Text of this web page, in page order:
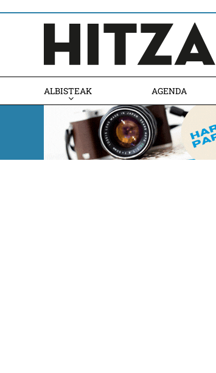
ALBISTEAK AGENDA